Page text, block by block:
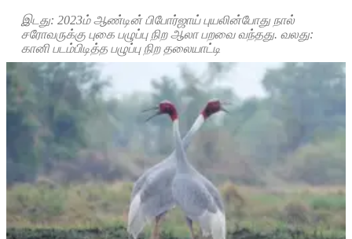
இடது: 2023ம் ஆண்டின் பிபோர்ஜாய் புயலின்போது நால்
சரோவருக்கு புகை பழுப்பு நிற ஆலா பறவை வந்தது. வலது:
கானி படம்பிடித்த பழுப்பு நிற தலையாட்டி